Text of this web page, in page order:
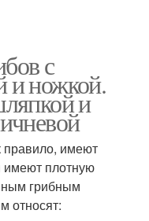
с
и ножкой.
и
правило, имеют
имеют плотную
грибным
относят: